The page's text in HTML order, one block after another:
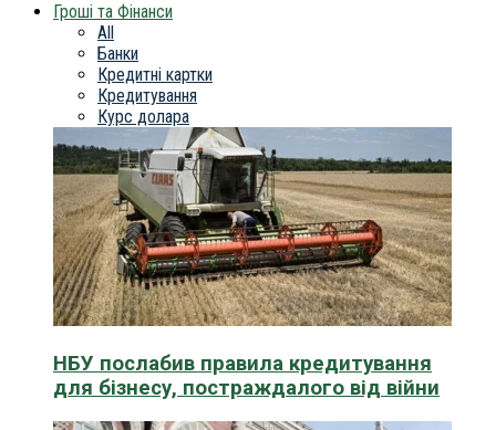
Гроші та Фінанси
All
Банки
Кредитні картки
Кредитування
Курс долара
НБУ послабив правила кредитування
для бізнесу, постраждалого від війни